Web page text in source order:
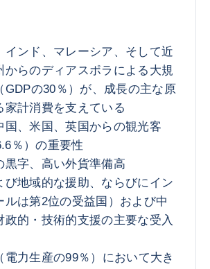
インド、マレーシア、そして近
からのディアスポラによる大規
GDPの30％）が、成長の主な原
家計消費を支えている
国、米国、英国からの観光客
％）の重要性
黒字、高い外貨準備高
び地域的な援助、ならびにイン
ルは第2位の受益国）および中
政的・技術的支援の主要な受入
電力生産の99％）において大き